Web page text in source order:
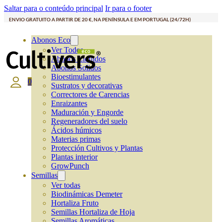
Saltar para o conteúdo principal Ir para o footer
ENVIO GRATUITO A PARTIR DE 20 €, NA PENÍNSULA E EM PORTUGAL (24/72H)
Abonos Eco
Ver Todos
Abonos Líquidos
Abonos Solidos
Bioestimulantes
Sustratos y decorativas
Correctores de Carencias
Enraizantes
Maduración y Engorde
Regeneradores del suelo
Ácidos húmicos
Materias primas
Protección Cultivos y Plantas
Plantas interior
GrowPunch
Semillas
Ver todas
Biodinámicas Demeter
Hortaliza Fruto
Semillas Hortaliza de Hoja
0